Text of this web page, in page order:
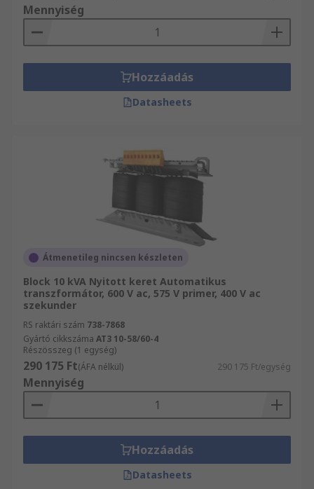
Mennyiség
Hozzáadás
Datasheets
Átmenetileg nincsen készleten
Block 10 kVA Nyitott keret Automatikus
transzformátor, 600 V ac, 575 V primer, 400 V ac
szekunder
RS raktári szám 738-7868
Gyártó cikkszáma AT3 10-58/60-4
Részösszeg (1 egység)
290 175 Ft(ÁFA nélkül) 290 175 Ft/egység
Mennyiség
Hozzáadás
Datasheets